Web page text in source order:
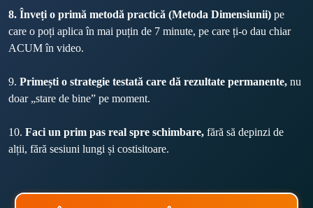
8. Înveți o primă metodă practică (Metoda Dimensiunii) pe
care o poți aplica în mai puțin de 7 minute, pe care ți-o dau chiar
ACUM în video.
9. Primești o strategie testată care dă rezultate permanente, nu
doar „stare de bine” pe moment.
10. Faci un prim pas real spre schimbare, fără să depinzi de
alții, fără sesiuni lungi și costisitoare.